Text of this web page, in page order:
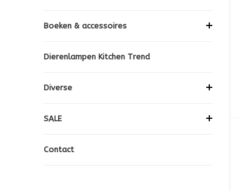
Boeken & accessoires
Dierenlampen Kitchen Trend
Diverse
SALE
Contact